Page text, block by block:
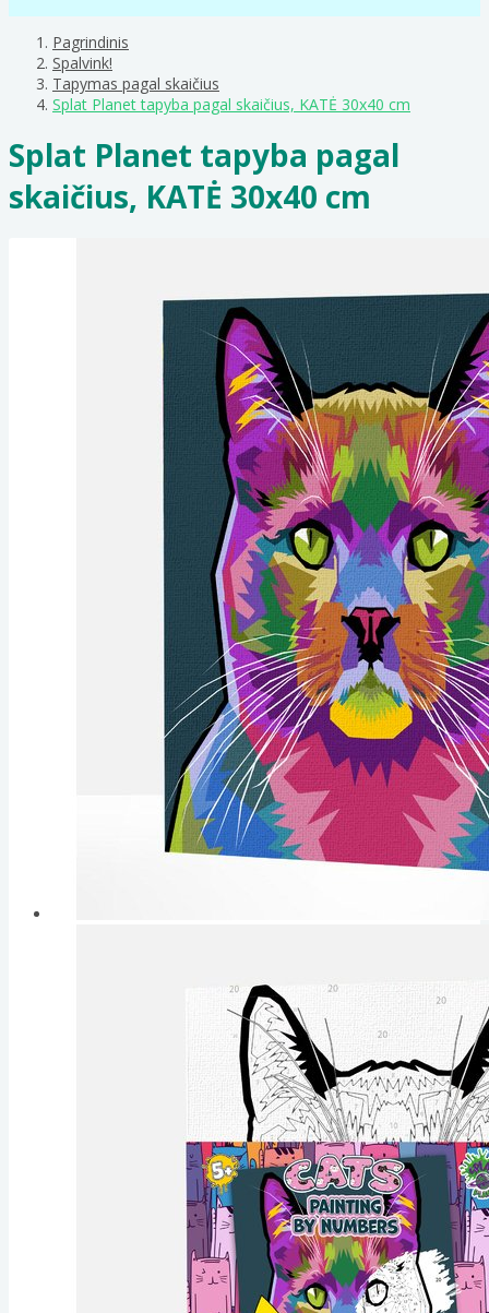
Pagrindinis
Spalvink!
Tapymas pagal skaičius
Splat Planet tapyba pagal skaičius, KATĖ 30x40 cm
Splat Planet tapyba pagal
skaičius, KATĖ 30x40 cm